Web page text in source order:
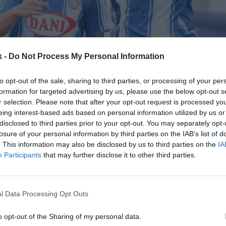
- Do Not Process My Personal Information
opt-out of the sale, sharing to third parties, or processing of your
for targeted advertising by us, please use the below opt-out
selection. Please note that after your opt-out request is processed
interest-based ads based on personal information utilized by us
to third parties prior to your opt-out. You may separately
of your personal information by third parties on the IAB’s list of
This information may also be disclosed by us to third parties on the
Participants that may further disclose it to other third parties.
Data Processing Opt Outs
opt-out of the Sharing of my personal data.
Guardar Me gusta
el RCD Espanyol. La conservera catalana,
club de LaLiga, Dani Sánchez Llibre, continuará
patrocinador principal del fútbol base masculino.
Dani al club en 2021-2022 fue para el Espanyol la
de Sánchez Llibre al frente de la entidad